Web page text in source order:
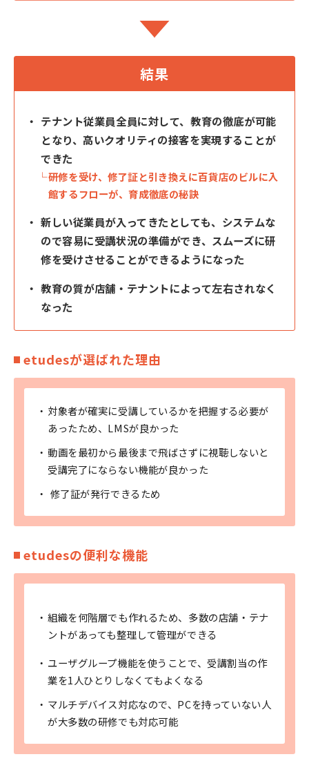
結果
テナント従業員全員に対して、教育の徹底が可能
となり、高いクオリティの接客を実現することが
できた
研修を受け、修了証と引き換えに百貨店のビルに入
館するフローが、育成徹底の秘訣
新しい従業員が入ってきたとしても、システムな
ので容易に受講状況の準備ができ、スムーズに研
修を受けさせることができるようになった
教育の質が店舗・テナントによって左右されなく
なった
etudesが選ばれた理由
対象者が確実に受講しているかを把握する必要が
あったため、LMSが良かった
動画を最初から最後まで飛ばさずに視聴しないと
受講完了にならない機能が良かった
修了証が発行できるため
etudesの便利な機能
組織を何階層でも作れるため、多数の店舗・テナ
ントがあっても整理して管理ができる
ユーザグループ機能を使うことで、受講割当の作
業を1人ひとりしなくてもよくなる
マルチデバイス対応なので、PCを持っていない人
が大多数の研修でも対応可能